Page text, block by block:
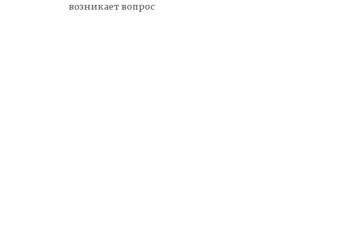
возникает вопрос